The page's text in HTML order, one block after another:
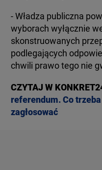
- Władza publiczna
wyborach wyłącznie
skonstruowanych
podlegających
chwili prawo tego nie
CZYTAJ W
referendum. Co
zagłosować